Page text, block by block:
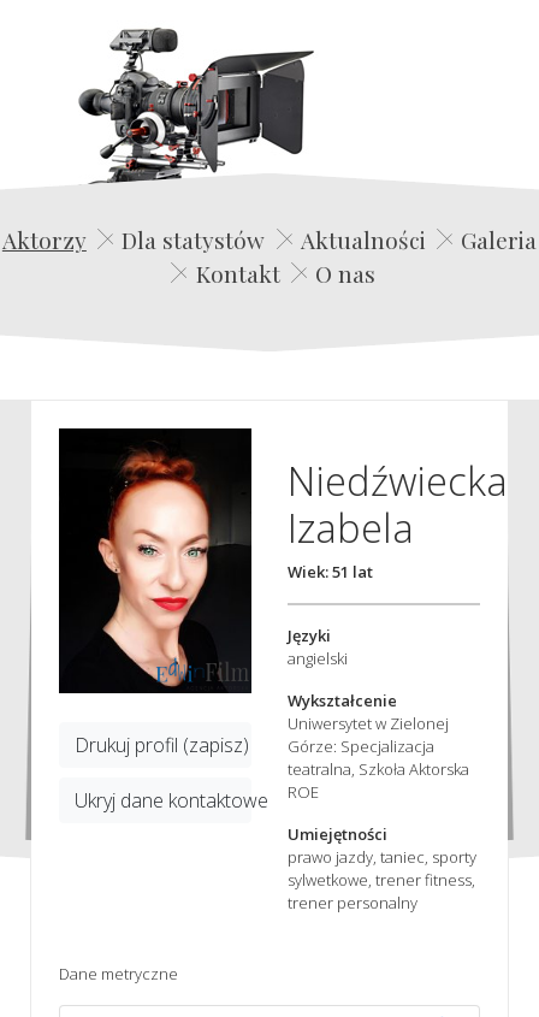
Edwin Film Agencja Aktorska
Aktorzy Dla statystów Aktualności
Galeria
Kontakt
O nas
Drukuj profil (zapisz)
Ukryj dane kontaktowe
Niedźwiecka
Izabela
Wiek: 51 lat
Języki
angielski
Wykształcenie
Uniwersytet w Zielonej
Górze: Specjalizacja
teatralna, Szkoła Aktorska
ROE
Umiejętności
prawo jazdy, taniec, sporty
sylwetkowe, trener fitness,
trener personalny
Dane metryczne